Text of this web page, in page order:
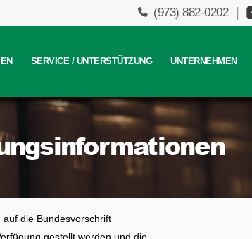
(973) 882-0202
SERVICE / UNTERSTÜTZUNG UNTERNEHMEN
die Bundesvorschrift